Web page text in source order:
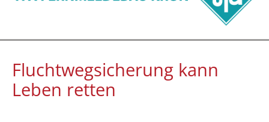
Fluchtwegsicherung kann
Leben retten